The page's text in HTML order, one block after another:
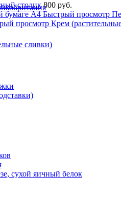
сливки)
сухой яичный белок
столик 800 руб.
Быстрый просмотр
просмотр Крем